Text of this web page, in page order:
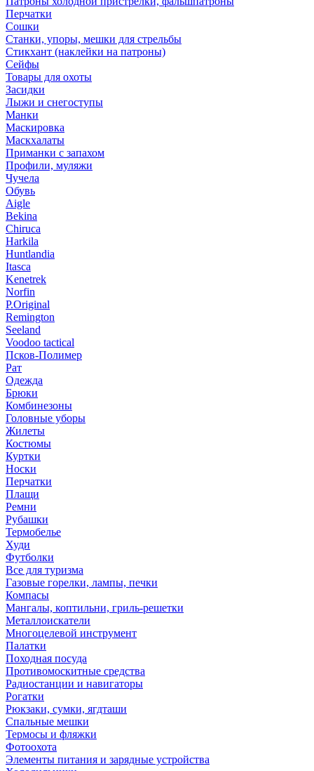
Перчатки
Сошки
Станки, упоры, мешки для стрельбы
Стикхант (наклейки на патроны)
Сейфы
Товары для охоты
Засидки
Лыжи и снегоступы
Манки
Маскировка
Маскхалаты
Приманки с запахом
Профили, муляжи
Чучела
Обувь
Aigle
Bekina
Chiruсa
Harkila
Huntlandia
Itasca
Kenetrek
Norfin
P.Original
Remington
Seeland
Voodoo tactical
Псков-Полимер
Рат
Одежда
Брюки
Комбинезоны
Головные уборы
Жилеты
Костюмы
Куртки
Носки
Перчатки
Плащи
Ремни
Рубашки
Термобелье
Худи
Футболки
Все для туризма
Газовые горелки, лампы, печки
Компасы
Мангалы, коптильни, гриль-решетки
Металлоискатели
Многоцелевой инструмент
Палатки
Походная посуда
Противомоскитные средства
Радиостанции и навигаторы
Рогатки
Рюкзаки, сумки, ягдташи
Спальные мешки
Термосы и фляжки
Фотоохота
Элементы питания и зарядные устройства